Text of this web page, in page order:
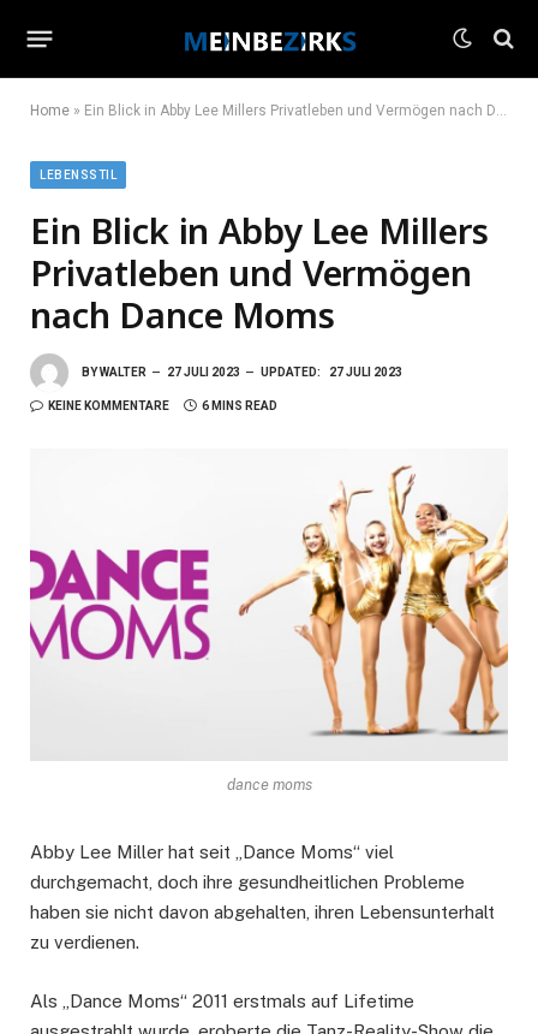
Home » Ein Blick in Abby Lee Millers Privatleben und Vermögen nach Dance Moms
LEBENSSTIL
Ein Blick in Abby Lee Millers
Privatleben und Vermögen
nach Dance Moms
BYWALTER 27 JULI 2023 UPDATED: 27 JULI 2023
KEINE KOMMENTARE 6 MINS READ
dance moms
Abby Lee Miller hat seit „Dance Moms“ viel
durchgemacht, doch ihre gesundheitlichen Probleme
haben sie nicht davon abgehalten, ihren Lebensunterhalt
zu verdienen.
Als „Dance Moms“ 2011 erstmals auf Lifetime